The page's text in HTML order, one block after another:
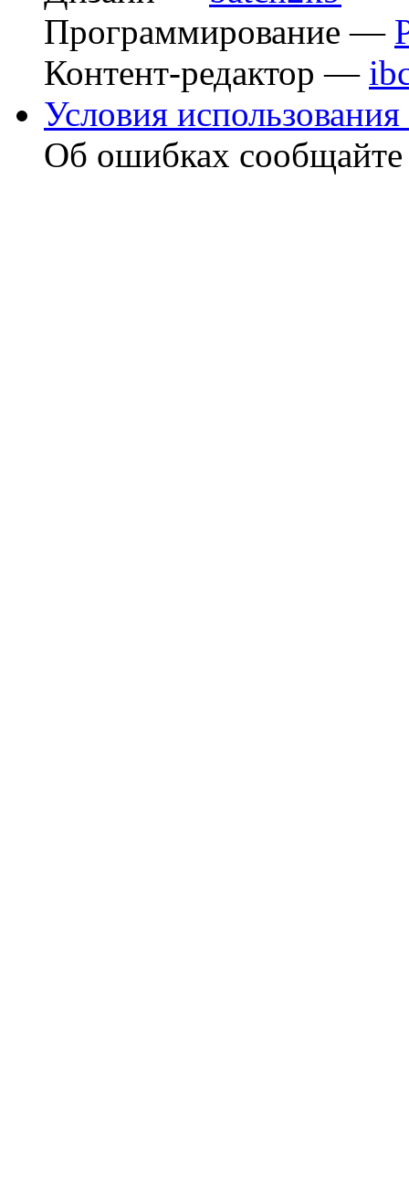
Программирование —
Контент-редактор —
Условия использования
Об ошибках